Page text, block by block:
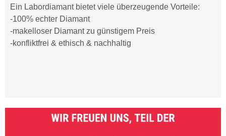
Ein Labordiamant bietet viele überzeugende Vorteile:
-100% echter Diamant
-makelloser Diamant zu günstigem Preis
-konfliktfrei & ethisch & nachhaltig